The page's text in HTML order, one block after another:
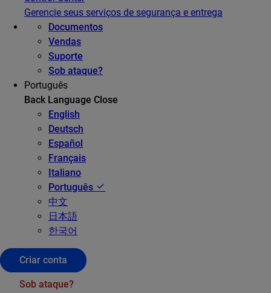
Gerencie seus serviços de segurança e entrega
Documentos
Vendas
Suporte
Sob ataque?
Português
Back Language Close
English
Deutsch
Español
Français
Italiano
Português
中文
日本語
한국어
Criar conta
Sob ataque?